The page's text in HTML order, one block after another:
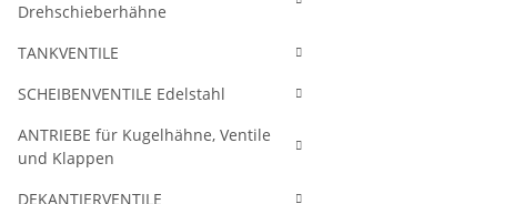
Drehschieberhähne
TANKVENTILE
SCHEIBENVENTILE Edelstahl
ANTRIEBE für Kugelhähne, Ventile
und Klappen
DEKANTIERVENTILE